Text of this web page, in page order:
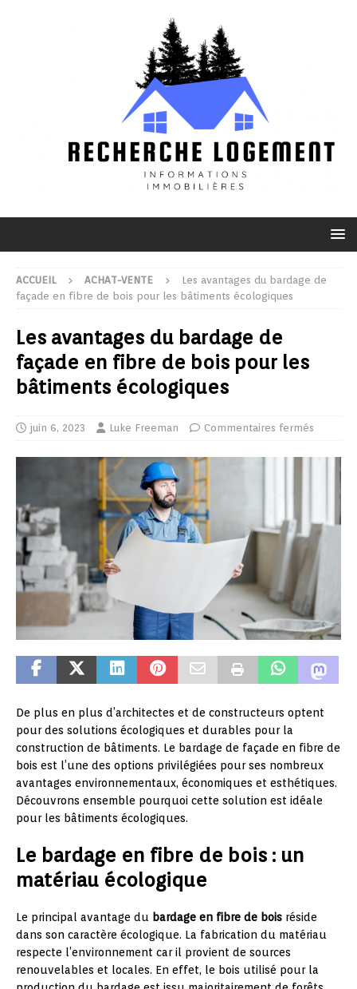
ACCUEIL ACHAT-VENTE
Les avantages du bardage de
façade en fibre de bois pour les bâtiments écologiques
Les avantages du bardage de
façade en fibre de bois pour les
bâtiments écologiques
juin 6, 2023 Luke Freeman Commentaires fermés
De plus en plus d’architectes et de constructeurs optent
pour des solutions écologiques et durables pour la
construction de bâtiments. Le bardage de façade en fibre de
bois est l’une des options privilégiées pour ses nombreux
avantages environnementaux, économiques et esthétiques.
Découvrons ensemble pourquoi cette solution est idéale
pour les bâtiments écologiques.
Le bardage en fibre de bois : un
matériau écologique
Le principal avantage du bardage en fibre de bois réside
dans son caractère écologique. La fabrication du matériau
respecte l’environnement car il provient de sources
renouvelables et locales. En effet, le bois utilisé pour la